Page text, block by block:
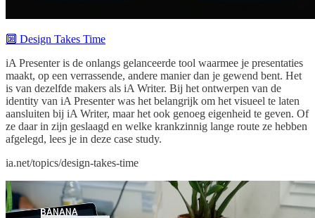
🔟 Design Takes Time
iA Presenter is de onlangs gelanceerde tool waarmee je presentaties
maakt, op een verrassende, andere manier dan je gewend bent. Het
is van dezelfde makers als iA Writer. Bij het ontwerpen van de
identity van iA Presenter was het belangrijk om het visueel te laten
aansluiten bij iA Writer, maar het ook genoeg eigenheid te geven. Of
ze daar in zijn geslaagd en welke krankzinnig lange route ze hebben
afgelegd, lees je in deze case study.
ia.net/topics/design-takes-time